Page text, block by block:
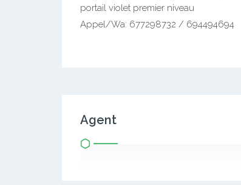
portail violet premier niveau
Appel/Wa: 677298732 / 694494694
Agent